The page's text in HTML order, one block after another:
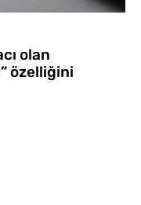
olan
özelliğini